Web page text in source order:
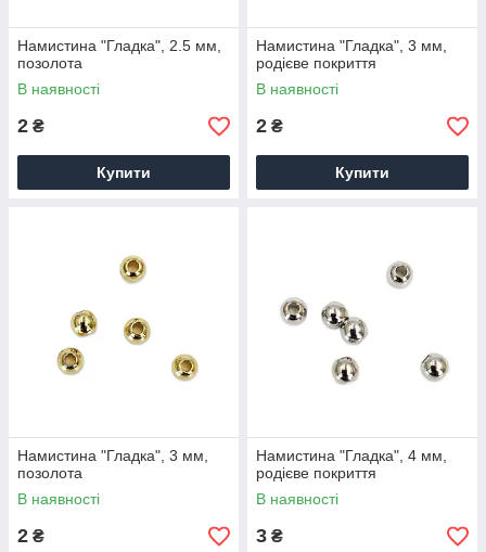
Намистина "Гладка", 2.5 мм,
позолота
В наявності
2 ₴
Купити
Намистина "Гладка", 3 мм,
родієве покриття
В наявності
2 ₴
Купити
Намистина "Гладка", 3 мм,
позолота
В наявності
2 ₴
Намистина "Гладка", 4 мм,
родієве покриття
В наявності
3 ₴